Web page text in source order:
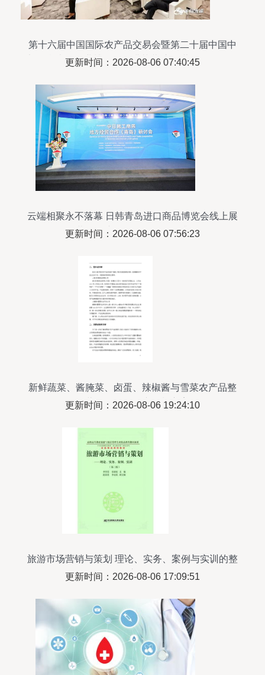
第十六届中国国际农产品交易会暨第二十届中国中
部（湖南）农业博览会圆满落幕 市场营销策略全景
更新时间：2026-08-06 07:40:45
云端相聚永不落幕 日韩青岛进口商品博览会线上展
开幕，会议及展览服务全面升级
更新时间：2026-08-06 07:56:23
新鲜蔬菜、酱腌菜、卤蛋、辣椒酱与雪菜农产品整
合营销及展会推广策划方案
更新时间：2026-08-06 19:24:10
旅游市场营销与策划 理论、实务、案例与实训的整
合应用
更新时间：2026-08-06 17:09:51